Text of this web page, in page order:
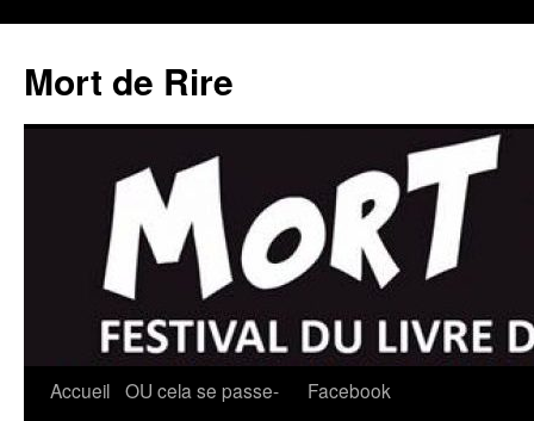
Mort de Rire
Aller
Accueil OU cela se passe-
Facebook